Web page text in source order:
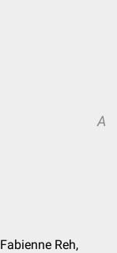
A
Reh,